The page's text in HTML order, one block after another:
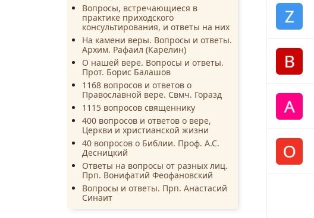
Вопросы, встречающиеся в
практике приходского
консультирования, и ответы на них
На камени веры. Вопросы и ответы.
Архим. Рафаил (Карелин)
О нашей вере. Вопросы и ответы.
Прот. Борис Балашов
1168 вопросов и ответов о
Православной вере. Свмч. Горазд
1115 вопросов священнику
400 вопросов и ответов о вере,
Церкви и христианской жизни
40 вопросов о Библии. Проф. А.С.
Десницкий
Ответы на вопросы от разных лиц.
Прп. Вонифатий Феофановский
Вопросы и ответы. Прп. Анастасий
Синаит